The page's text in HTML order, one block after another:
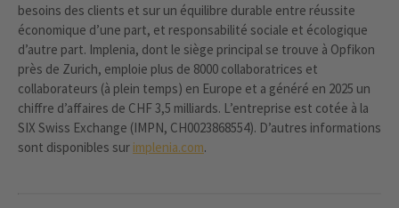
besoins des clients et sur un équilibre durable entre réussite
économique d’une part, et responsabilité sociale et écologique
d’autre part. Implenia, dont le siège principal se trouve à Opfikon
près de Zurich, emploie plus de 8000 collaboratrices et
collaborateurs (à plein temps) en Europe et a généré en 2025 un
chiffre d’affaires de CHF 3,5 milliards. L’entreprise est cotée à la
SIX Swiss Exchange (IMPN, CH0023868554). D’autres informations
sont disponibles sur implenia.com.